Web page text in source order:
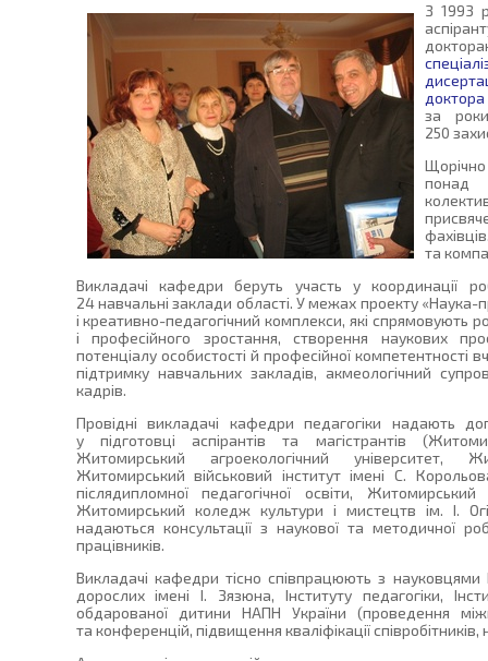
З 1993
за
250
понад
та
Викладачі кафедри беруть участь у координації
24 навчальні заклади області. У межах проекту «Наука-
і креативно-педагогічний комплекси, які спрямовують
і професійного зростання, створення наукових
потенціалу особистості й професійної компетентності
підтримку навчальних закладів, акмеологічний
кадрів.
Провідні викладачі кафедри педагогіки надають
у підготовці аспірантів та магістрантів
Житомирський агроекологічний університет,
Житомирський військовий інститут імені С.
післядипломної педагогічної освіти,
Житомирський коледж культури і мистецтв ім. І.
надаються консультації з наукової та методичної
працівників.
Викладачі кафедри тісно співпрацюють з науковцями
дорослих імені І. Зязюна, Інституту педагогіки,
обдарованої дитини НАПН України (проведення
та конференцій, підвищення кваліфікації